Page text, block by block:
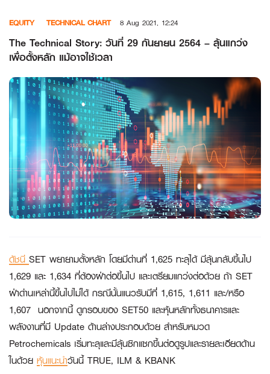
content
EQUITY TECHNICAL CHART 8 Aug 2021, 12:24
The Technical Story: วันที่ 29 กันยายน 2564 – ลุ้นแกว่ง
เพื่อตั้งหลัก แม้อาจใช้เวลา
ดัชนี SET พยายามตั้งหลัก โดยมีด่านที่ 1,625 ทะลุได้ มีลุ้นกลับขึ้นไป
1,629 และ 1,634 ที่ต้องฝ่าต่อขึ้นไป และเตรียมแกว่งต่อด้วย ถ้า SET
ฝ่าด่านเหล่านี้ขึ้นไปไม่ได้ กรณีนั้นแนวรับมีที่ 1,615, 1,611 และ/หรือ
1,607 นอกจากนี้ ดูกรอบของ SET50 และหุ้นหลักทั้งธนาคารและ
พลังงานที่มี Update ด้านล่างประกอบด้วย สำหรับหมวด
Petrochemicals เริ่มทะลุและมีลุ้นซิกแซกขึ้นต่อดูรูปและรายละเอียดด้าน
ในด้วย หุ้นแนะนำวันนี้TRUE, ILM & KBANK